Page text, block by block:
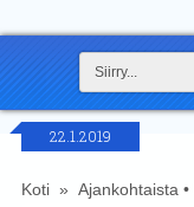
22.1.2019
Koti» Ajankohtaista•